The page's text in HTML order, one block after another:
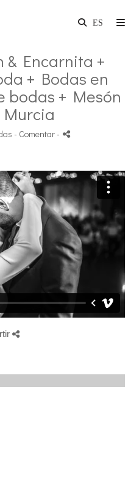
& Encarnita +
+ Bodas en
bodas + Mesón
Murcia
- Comentar-